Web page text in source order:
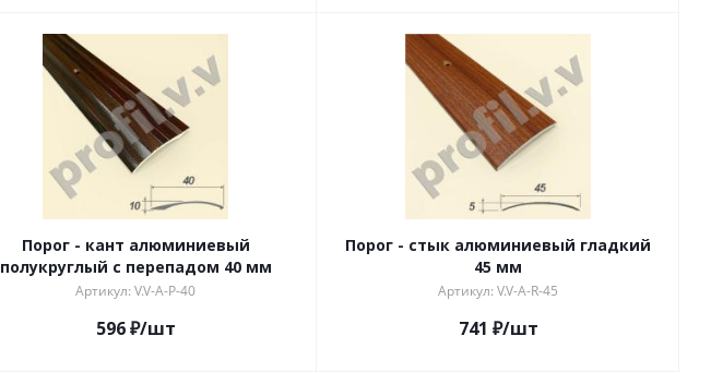
Порог - кант алюминиевый
полукруглый с перепадом 40 мм
Артикул: V.V-A-P-40
596₽/шт
Порог - стык алюминиевый гладкий
45 мм
Артикул: V.V-A-R-45
741 ₽/шт